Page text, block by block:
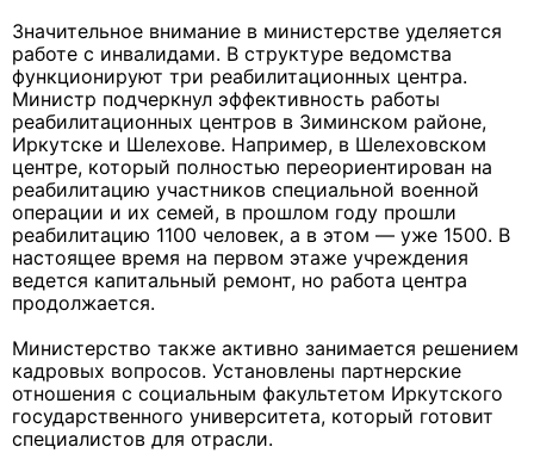
Значительное внимание в министерстве уделяется
работе с инвалидами. В структуре ведомства
функционируют три реабилитационных центра.
Министр подчеркнул эффективность работы
реабилитационных центров в Зиминском районе,
Иркутске и Шелехове. Например, в Шелеховском
центре, который полностью переориентирован на
реабилитацию участников специальной военной
операции и их семей, в прошлом году прошли
реабилитацию 1100 человек, а в этом — уже 1500. В
настоящее время на первом этаже учреждения
ведется капитальный ремонт, но работа центра
продолжается.
Министерство также активно занимается решением
кадровых вопросов. Установлены партнерские
отношения с социальным факультетом Иркутского
государственного университета, который готовит
специалистов для отрасли.